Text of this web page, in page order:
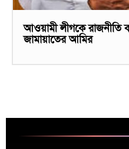
আওয়ামী লীগকে রাজনীতি
জামায়াতের আমির